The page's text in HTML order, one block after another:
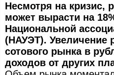
Несмотря на кризис,
может вырасти на
Национальной
(НАУЭТ). Увеличение
сотового рынка в
доходов от других